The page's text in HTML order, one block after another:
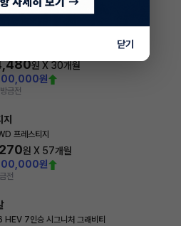
방금전
원 X 30개월
원
방금전
프레스티지
원 X 57개월
원
전
HEV 7인승 시그니처 그래비티
닫기